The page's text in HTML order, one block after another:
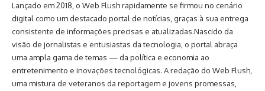
Lançado em 2018, o Web Flush rapidamente se firmou no cenário
digital como um destacado portal de notícias, graças à sua entrega
consistente de informações precisas e atualizadas.Nascido da
visão de jornalistas e entusiastas da tecnologia, o portal abraça
uma ampla gama de temas — da política e economia ao
entretenimento e inovações tecnológicas. A redação do Web Flush,
uma mistura de veteranos da reportagem e jovens promessas,